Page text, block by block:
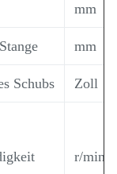
mm
mm
Schubs Zoll
r/min